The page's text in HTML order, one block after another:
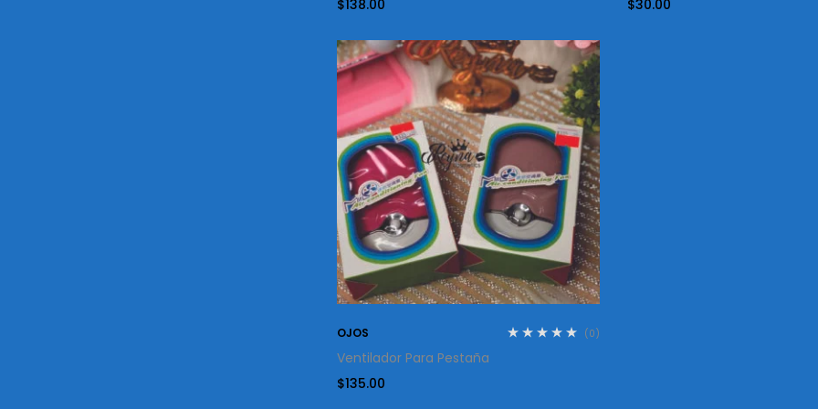
$138.00
$30.00
OJOS (0)
Ventilador Para Pestaña
$135.00